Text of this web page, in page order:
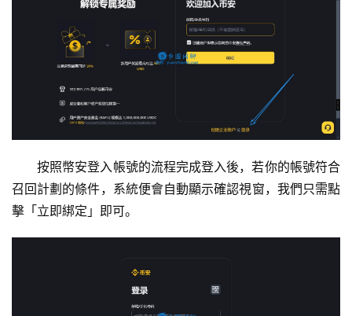
按照幣安登入帳號的流程完成登入後，若你的帳號符合
召回計劃的條件，系統便會自動顯示確認視窗，我們只需點
擊「立即綁定」即可。